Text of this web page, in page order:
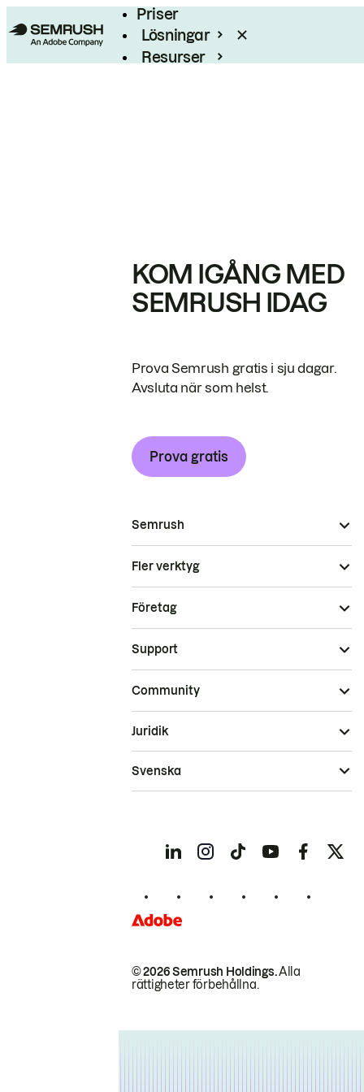
Priser
Lösningar
Resurser
KOM IGÅNG MED
SEMRUSH IDAG
Prova Semrush gratis i sju dagar.
Avsluta när som helst.
Prova gratis
Semrush
Fler verktyg
Företag
Support
Community
© 2026 Semrush Holdings.Alla
rättigheter förbehållna.
Juridik
Svenska